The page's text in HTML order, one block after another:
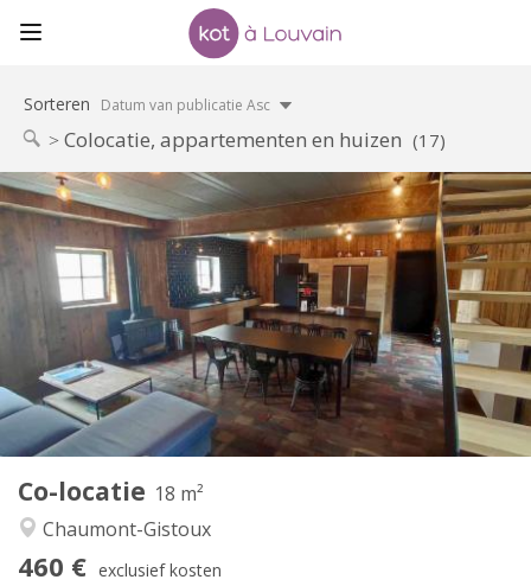
Sorteren Datum van publicatie Asc
Colocatie, appartementen en huizen (17)
Co-locatie 18 m²
Chaumont-Gistoux
460 € exclusief kosten
Praktische Informatie
Huur:
460 €
Kosten:
80 €
Duur:
12 maanden, 11 maanden, 10 maanden
Domiciliëring:
Toegelaten
Inrichting
Badkamer:
Privaat
Keuken:
Gemeenschappelijk
Oppervlakte:
18 m
2
Private kamers:
1
Rustig, gemeenschappelijk, hartelijk